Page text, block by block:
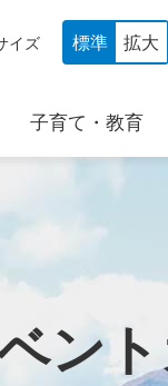
子育て・教育
イズ 標準 拡大
ン